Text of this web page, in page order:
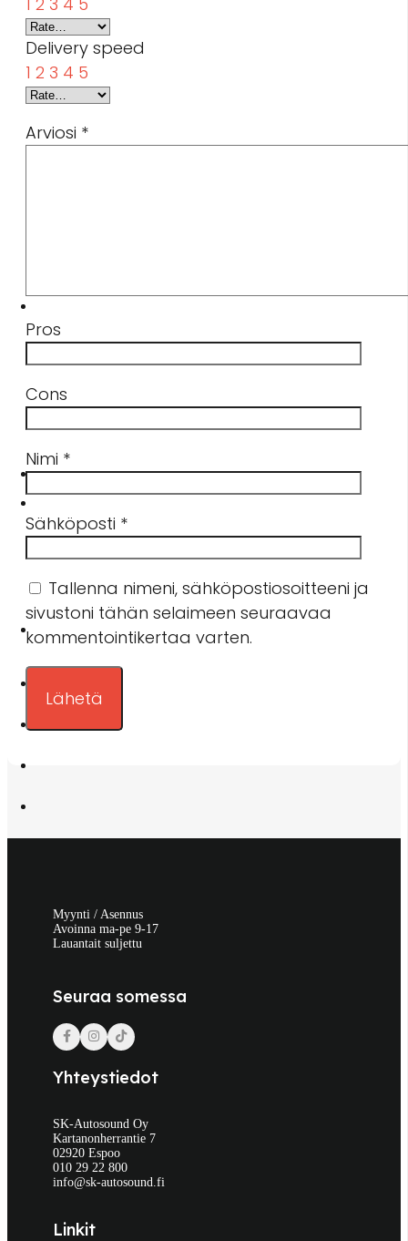
Delivery speed
1 2 3 4 5
Arviosi *
Pros
Cons
Nimi *
Sähköposti *
Tallenna nimeni, sähköpostiosoitteeni ja
sivustoni tähän selaimeen seuraavaa
kommentointikertaa varten.
Myynti / Asennus
Avoinna ma-pe 9-17
Lauantait suljettu
Seuraa somessa
Yhteystiedot
SK-Autosound Oy
Kartanonherrantie 7
02920 Espoo
010 29 22 800
info@sk-autosound.fi
Linkit